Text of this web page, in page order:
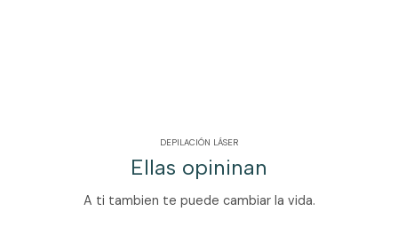
DEPILACIÓN LÁSER
Ellas opininan
A ti tambien te puede cambiar la vida.